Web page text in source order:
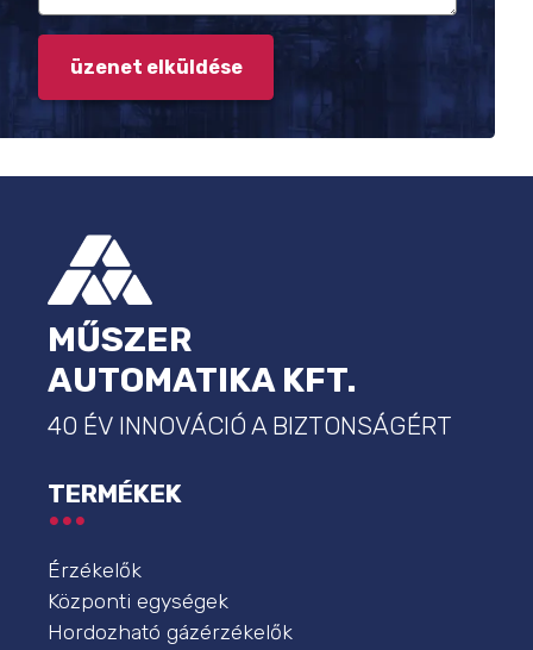
MŰSZER
AUTOMATIKA KFT.
40 ÉV INNOVÁCIÓ A BIZTONSÁGÉRT
TERMÉKEK
Érzékelők
Központi egységek
Hordozható gázérzékelők